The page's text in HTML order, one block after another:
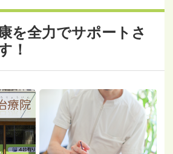
を全力でサポートさ
！